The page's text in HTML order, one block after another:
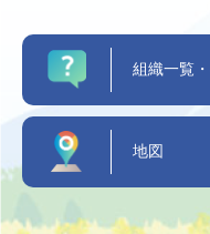
組織一覧
地図